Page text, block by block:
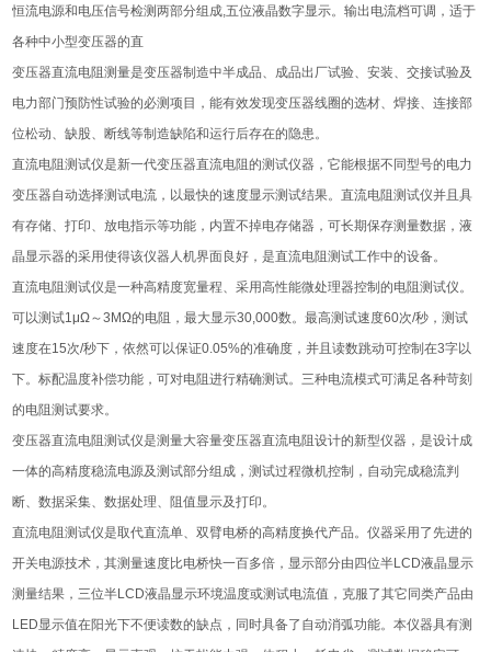
恒流电源和电压信号检测两部分组成,五位液晶数字显示。输出电流档可调，适于
各种中小型变压器的直
变压器直流电阻测量是变压器制造中半成品、成品出厂试验、安装、交接试验及
电力部门预防性试验的必测项目，能有效发现变压器线圈的选材、焊接、连接部
位松动、缺股、断线等制造缺陷和运行后存在的隐患。
直流电阻测试仪是新一代变压器直流电阻的测试仪器，它能根据不同型号的电力
变压器自动选择测试电流，以最快的速度显示测试结果。直流电阻测试仪并且具
有存储、打印、放电指示等功能，内置不掉电存储器，可长期保存测量数据，液
晶显示器的采用使得该仪器人机界面良好，是直流电阻测试工作中的设备。
直流电阻测试仪是一种高精度宽量程、采用高性能微处理器控制的电阻测试仪。
可以测试1μΩ～3MΩ的电阻，最大显示30,000数。最高测试速度60次/秒，测试
速度在15次/秒下，依然可以保证0.05%的准确度，并且读数跳动可控制在3字以
下。标配温度补偿功能，可对电阻进行精确测试。三种电流模式可满足各种苛刻
的电阻测试要求。
变压器直流电阻测试仪是测量大容量变压器直流电阻设计的新型仪器，是设计成
一体的高精度稳流电源及测试部分组成，测试过程微机控制，自动完成稳流判
断、数据采集、数据处理、阻值显示及打印。
直流电阻测试仪是取代直流单、双臂电桥的高精度换代产品。仪器采用了先进的
开关电源技术，其测量速度比电桥快一百多倍，显示部分由四位半LCD液晶显示
测量结果，三位半LCD液晶显示环境温度或测试电流值，克服了其它同类产品由
LED显示值在阳光下不便读数的缺点，同时具备了自动消弧功能。本仪器具有测